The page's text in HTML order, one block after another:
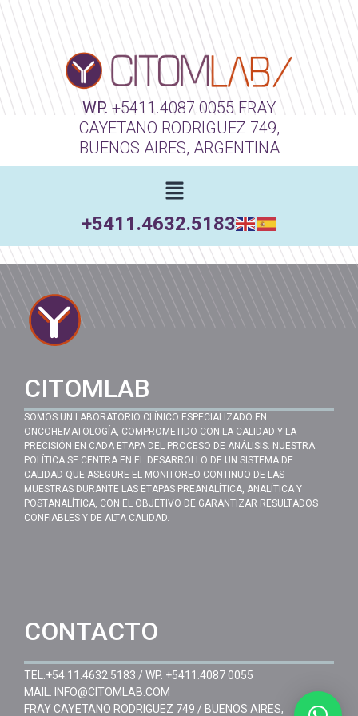
WP. +5411.4087.0055FRAY
CAYETANO RODRIGUEZ 749,
BUENOS AIRES, ARGENTINA
+5411.4632.5183
CITOMLAB
SOMOS UN LABORATORIO CLÍNICO ESPECIALIZADO EN
ONCOHEMATOLOGÍA, COMPROMETIDO CON LA CALIDAD Y LA
PRECISIÓN EN CADA ETAPA DEL PROCESO DE ANÁLISIS. NUESTRA
POLÍTICA SE CENTRA EN EL DESARROLLO DE UN SISTEMA DE
CALIDAD QUE ASEGURE EL MONITOREO CONTINUO DE LAS
MUESTRAS DURANTE LAS ETAPAS PREANALÍTICA, ANALÍTICA Y
POSTANALÍTICA, CON EL OBJETIVO DE GARANTIZAR RESULTADOS
CONFIABLES Y DE ALTA CALIDAD.
CONTACTO
TEL. +54.11.4632.5183 / WP. +5411.4087 0055
MAIL: INFO@CITOMLAB.COM
FRAY CAYETANO RODRIGUEZ 749 / BUENOS AIRES,